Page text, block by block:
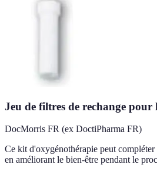
Jeu de filtres de rechange pour
DocMorris FR (ex DoctiPharma FR)
Ce kit d'oxygénothérapie peut compléter
en améliorant le bien-être pendant le